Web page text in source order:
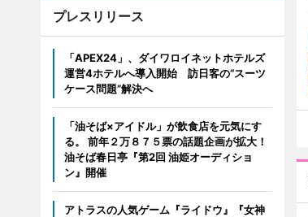
プレスリリース
「APEX24」、ダイワロイネットホテルズ
運営4ホテルへ導入開始 訪日客の“スーツ
ケース問題”解決へ
「油そば×アイドル」が飲食店を元気にす
る。 前年２万８７５票の話題企画が拡大！
油そば春日亭『第2回 油姫オーディショ
ン』開催
アトラスの人気ゲーム『ライドウ』『女神